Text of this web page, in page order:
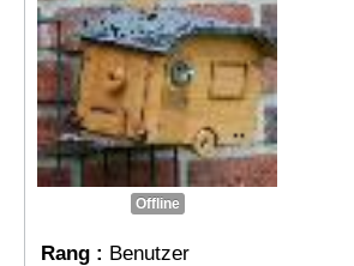
Offline
Rang : Benutzer